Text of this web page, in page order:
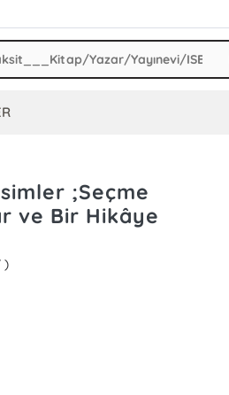
;Seçme
ve Bir Hikâye
)